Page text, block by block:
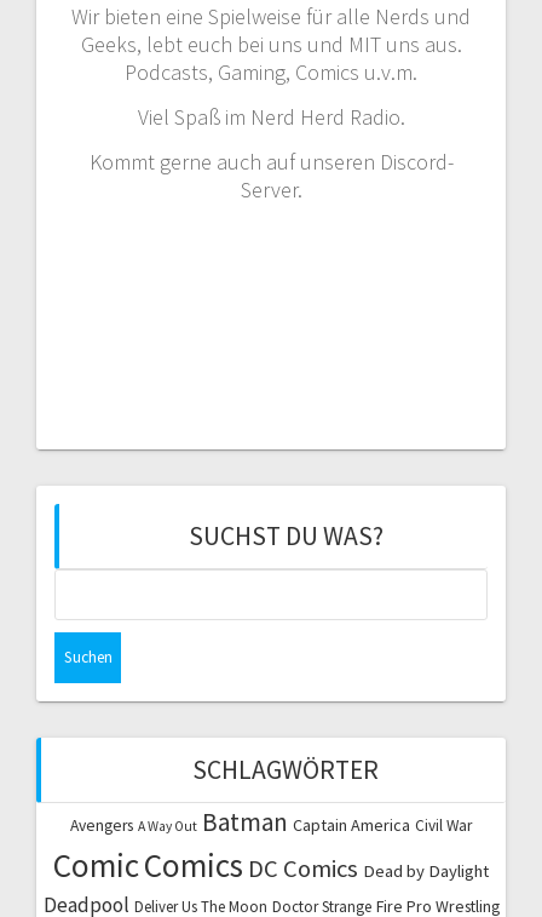
Wir bieten eine Spielweise für alle Nerds und
Geeks, lebt euch bei uns und MIT uns aus.
Podcasts, Gaming, Comics u.v.m.
Viel Spaß im Nerd Herd Radio.
Kommt gerne auch auf unseren Discord-
Server.
SUCHST DU WAS?
SCHLAGWÖRTER
Avengers A Way Out Batman Captain America Civil War
ComicComics DC Comics Dead by Daylight
Deadpool Deliver Us The Moon Doctor Strange Fire Pro Wrestling